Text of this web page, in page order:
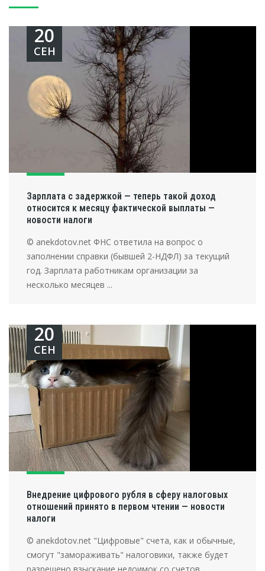
Зарплата с задержкой — теперь такой доход
относится к месяцу фактической выплаты —
новости налоги
20
СЕН
© anekdotov.net ФНС ответила на вопрос о
заполнении справки (бывшей 2-НДФЛ) за текущий
год. Зарплата работникам организации за
несколько месяцев ...
Внедрение цифрового рубля в сферу налоговых
отношений принято в первом чтении — новости
налоги
20
СЕН
© anekdotov.net "Цифровые" счета, как и обычные,
смогут "замораживать" налоговики, также будет